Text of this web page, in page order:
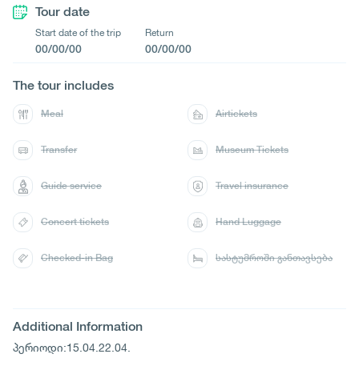
Tour date
Start date of the trip
00/00/00
Return
00/00/00
Additional Information
პერიოდი:15.04.22.04.
The tour includes
Meal Airtickets
Transfer Museum Tickets
Guide service Travel insurance
Concert tickets Hand Luggage
Checked-in Bag სასტუმროში განთავსება